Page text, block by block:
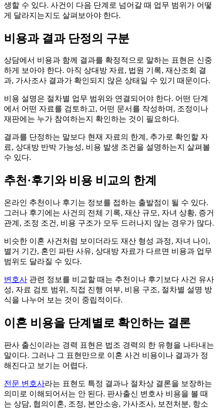
생할 수 있다. 사건이 다음 단계로 넘어갈 때 업무 범위가 어떻
게 달라지는지도 살펴보아야 한다.
비용과 결과 단정의 구분
상담에서 비용과 함께 결과를 확정적으로 말하는 표현은 신중
하게 보아야 한다. 아직 상대방 자료, 법원 기록, 재산조회 결
과, 가사조사 결과가 확인되지 않은 상태일 수 있기 때문이다.
비용 설명은 절차별 업무 범위와 연결되어야 한다. 어떤 단계
에서 어떤 자료를 검토하고, 어떤 문서를 작성하며, 조정이나
재판에는 누가 참여하는지 확인하는 것이 필요하다.
결과를 단정하는 말보다 현재 자료의 한계, 추가로 확인할 자
료, 상대방 반박 가능성, 비용 발생 조건을 설명하는지 살펴볼
수 있다.
추천·후기와 비용 비교의 한계
온라인 추천이나 후기는 정보를 접하는 출발점이 될 수 있다.
그러나 후기에는 사건의 전체 기록, 재산 규모, 자녀 상황, 증거
관계, 조정 조건, 비용 구조가 모두 드러나지 않는 경우가 많다.
비슷한 이혼 사건처럼 보이더라도 재산 형성 과정, 자녀 나이,
별거 기간, 혼인 파탄 사유, 상대방 자료가 다르면 비용과 업무
범위도 달라질 수 있다.
변호사 관련 정보를 비교할 때는 추천이나 후기보다 사건 유사
성, 자료 검토 범위, 직접 진행 여부, 비용 구조, 절차별 설명 방
식을 나누어 보는 것이 중립적이다.
이혼 비용을 단계별로 확인하는 결론
판사 출신이라는 경력 표현은 법조 경력의 한 유형을 나타내는
말이다. 그러나 그 표현만으로 이혼 사건 비용이나 결과가 정
해진다고 보기는 어렵다.
전문 변호사라는 표현도 특정 결과나 절차상 결론을 보장하는
의미로 이해되어서는 안 된다. 판사출신 변호사 비용을 볼 때
는 상담, 협의이혼, 조정, 본안소송, 가사조사, 보전처분, 항소